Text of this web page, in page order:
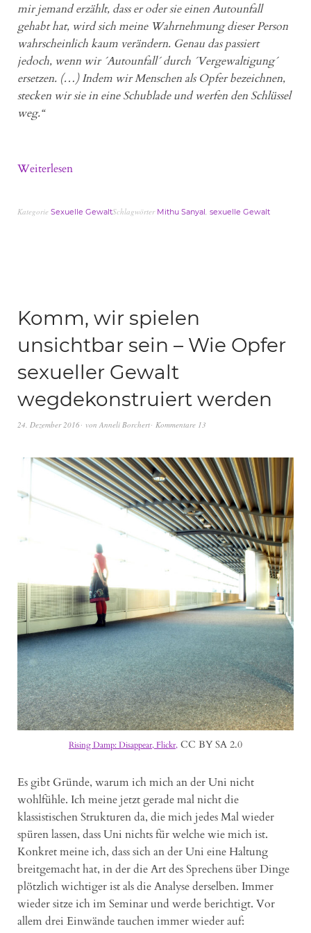
mir jemand erzählt, dass er oder sie einen Autounfall
gehabt hat, wird sich meine Wahrnehmung dieser Person
wahrscheinlich kaum verändern. Genau das passiert
jedoch, wenn wir ´Autounfall´ durch ´Vergewaltigung´
ersetzen. (…) Indem wir Menschen als Opfer bezeichnen,
stecken wir sie in eine Schublade und werfen den Schlüssel
weg.“
Weiterlesen
Kategorie Sexuelle GewaltSchlagwörter Mithu Sanyal sexuelle Gewalt
Komm, wir spielen
unsichtbar sein – Wie Opfer
sexueller Gewalt
wegdekonstruiert werden
24. Dezember 2016 von Anneli Borchert Kommentare 13
Rising Damp: Disappear, Flickr, CC BY SA 2.0
Es gibt Gründe, warum ich mich an der Uni nicht
wohlfühle. Ich meine jetzt gerade mal nicht die
klassistischen Strukturen da, die mich jedes Mal wieder
spüren lassen, dass Uni nichts für welche wie mich ist.
Konkret meine ich, dass sich an der Uni eine Haltung
breitgemacht hat, in der die Art des Sprechens über Dinge
plötzlich wichtiger ist als die Analyse derselben. Immer
wieder sitze ich im Seminar und werde berichtigt. Vor
allem drei Einwände tauchen immer wieder auf: